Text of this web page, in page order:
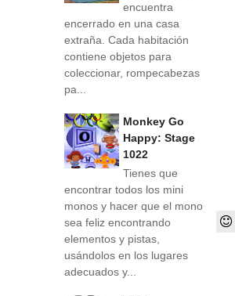
encuentra
encerrado en una casa
extraña. Cada habitación
contiene objetos para
coleccionar, rompecabezas
pa...
Monkey Go
Happy: Stage
1022
Tienes que
encontrar todos los mini
monos y hacer que el mono
sea feliz encontrando
elementos y pistas,
usándolos en los lugares
adecuados y...